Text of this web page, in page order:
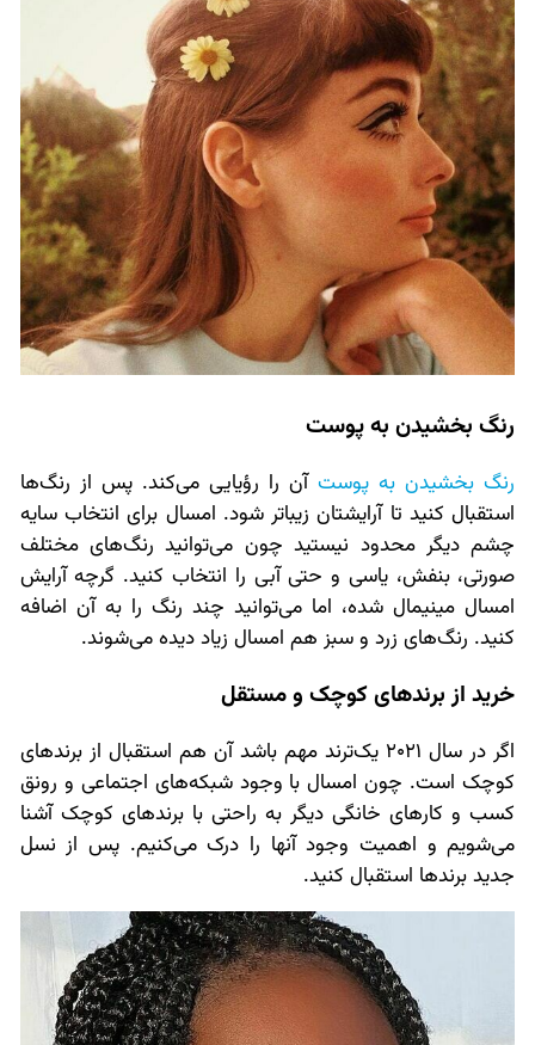
رنگ بخشیدن به پوست
رنگ بخشیدن به پوستآن را رؤیایی می‌کند. پس از رنگ‌ها
استقبال کنید تا آرایشتان زیباتر شود. امسال برای انتخاب سایه
چشم دیگر محدود نیستید چون می‌توانید رنگ‌های مختلف
صورتی، بنفش، یاسی و حتی آبی را انتخاب کنید. گرچه آرایش
امسال مینیمال شده، اما می‌توانید چند رنگ را به آن اضافه
کنید. رنگ‌های زرد و سبز هم امسال زیاد دیده می‌شوند.
خرید از برندهای کوچک و مستقل
اگر در سال 2021 یک‌ترند مهم باشد آن هم استقبال از برندهای
کوچک است. چون امسال با وجود شبکه‌های اجتماعی و رونق
کسب و کارهای خانگی دیگر به راحتی با برندهای کوچک آشنا
می‌شویم و اهمیت وجود آنها را درک می‌کنیم. پس از نسل
جدید برندها استقبال کنید.